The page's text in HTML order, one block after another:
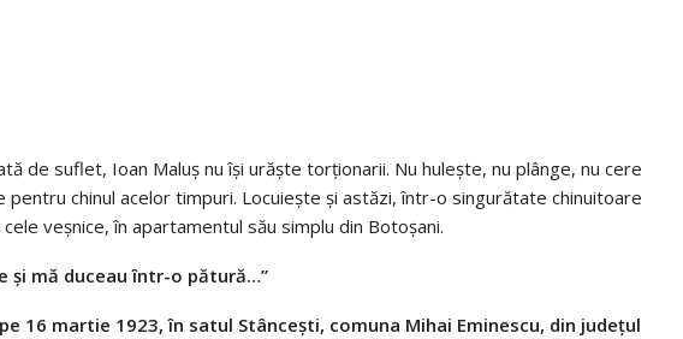
de suflet, Ioan Maluș nu își urăște torționarii. Nu hulește, nu plânge, nu cere
pentru chinul acelor timpuri. Locuiește și astăzi, într-o singurătate chinuitoare
veșnice, în apartamentul său simplu din Botoșani.
și mă duceau într-o pătură…”
16 martie 1923, în satul Stâncești, comuna Mihai Eminescu, din județul